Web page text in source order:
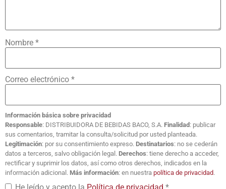
Nombre *
Correo electrónico *
Información básica sobre privacidad
Responsable: DISTRIBUIDORA DE BEBIDAS BACO, S.A. Finalidad: publicar
sus comentarios, tramitar la consulta/solicitud por usted planteada.
Legitimación: por su consentimiento expreso. Destinatarios: no se cederán
datos a terceros, salvo obligación legal. Derechos: tiene derecho a acceder,
rectificar y suprimir los datos, así como otros derechos, indicados en la
información adicional. Más información: en nuestra política de privacidad.